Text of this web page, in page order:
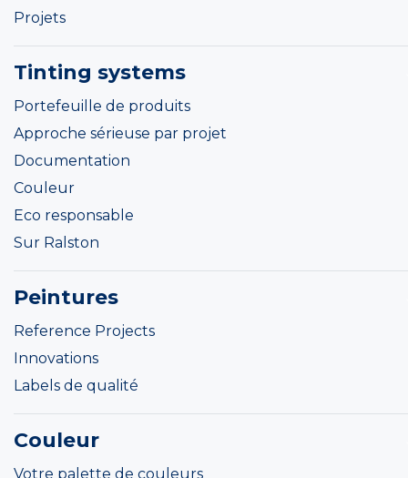
Projets
Tinting systems
Portefeuille de produits
Approche sérieuse par projet
Documentation
Couleur
Eco responsable
Sur Ralston
Peintures
Reference Projects
Innovations
Labels de qualité
Couleur
Votre palette de couleurs